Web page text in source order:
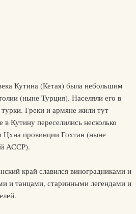
Кутина (Кетая) была небольшим
(ныне Турция). Населяли его в
Греки и армяне жили тут
Кутину переселились несколько
Цхна провинции Гохтан (ныне
АССР).
край славился виноградниками и
и танцами, старинными легендами и